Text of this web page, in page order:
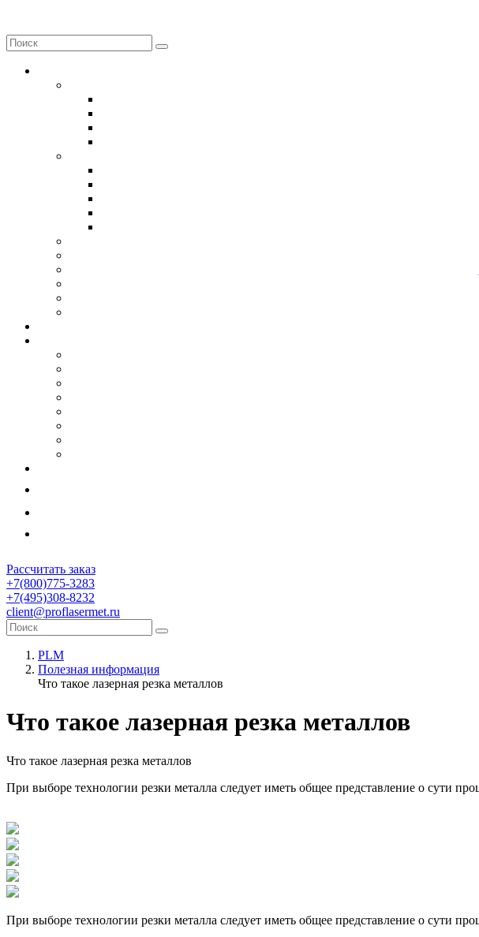
Рассчитать заказ
+7(800)775-3283
+7(495)308-8232
client@proflasermet.ru
PLM
Полезная информация
Что такое лазерная резка металлов
Что такое лазерная резка металлов
Что такое лазерная резка металлов
При выборе технологии резки металла следует иметь общее представление о сути
При выборе технологии резки металла следует иметь общее представление о сути